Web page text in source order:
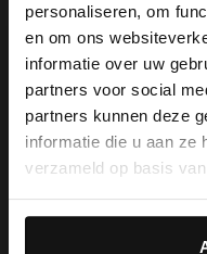
personaliseren, om
en om ons
informatie over uw
partners voor social
partners kunnen deze
informatie die u aan ze
verzameld op basis
Manfield
Goudkleurige cheetah broche
View this
It looks like your
you like to switch
English